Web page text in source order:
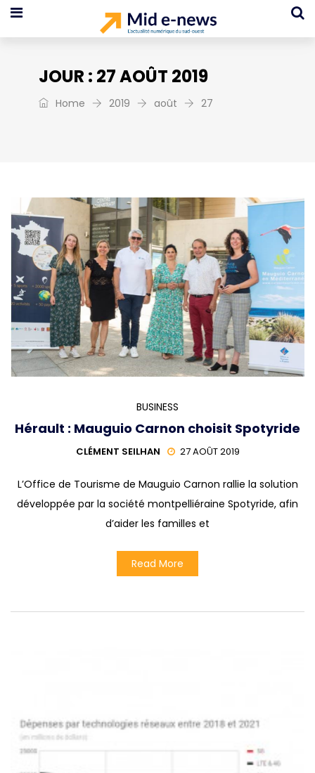
JOUR : 27 AOÛT 2019
Home 2019 août 27
BUSINESS
Hérault : Mauguio Carnon choisit Spotyride
CLÉMENT SEILHAN 27 AOÛT 2019
L’Office de Tourisme de Mauguio Carnon rallie la solution
développée par la société montpelliéraine Spotyride, afin
d’aider les familles et
Read More